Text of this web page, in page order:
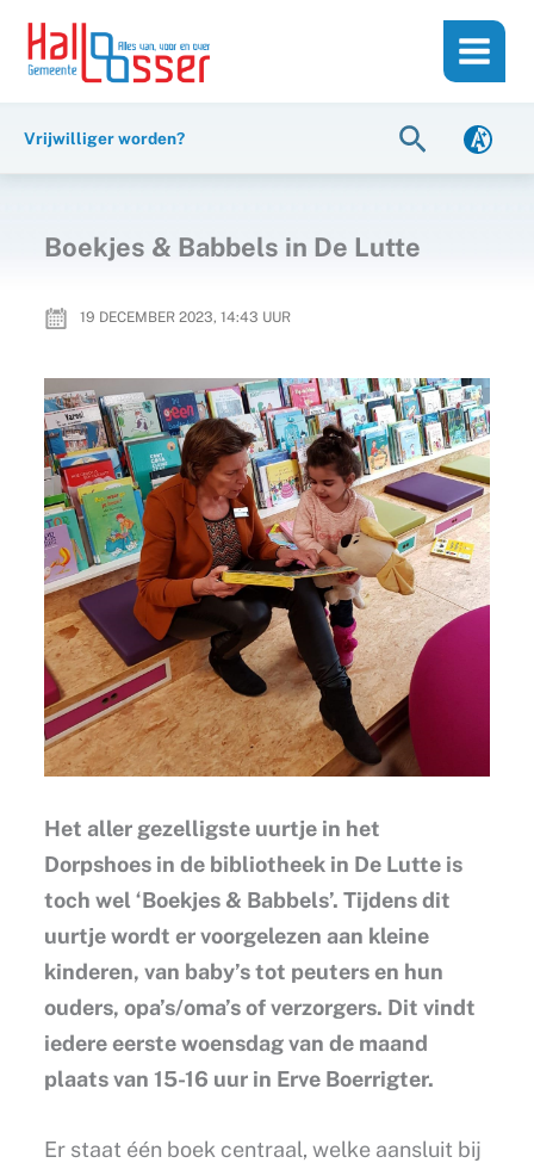
inhoud
naar
Vrijwilliger worden? Zoeken
Boekjes & Babbels in De Lutte
19 DECEMBER 2023, 14:43 UUR
Het aller gezelligste uurtje in het
Dorpshoes in de bibliotheek in De Lutte is
toch wel ‘Boekjes & Babbels’. Tijdens dit
uurtje wordt er voorgelezen aan kleine
kinderen, van baby’s tot peuters en hun
ouders, opa’s/oma’s of verzorgers. Dit vindt
iedere eerste woensdag van de maand
plaats van 15-16 uur in Erve Boerrigter.
Er staat één boek centraal, welke aansluit bij